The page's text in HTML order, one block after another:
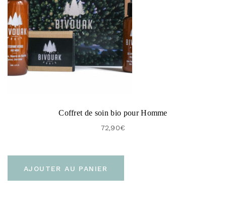
Coffret de soin bio pour Homme
72,90€
AJOUTER AU PANIER